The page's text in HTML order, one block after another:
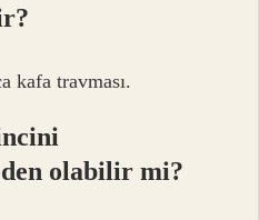
kafa travması.
olabilir mi?